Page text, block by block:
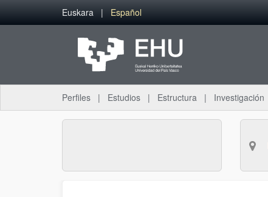
Saltar al contenido principal
Euskara Español
Perfiles Estudios Estructura Investigación